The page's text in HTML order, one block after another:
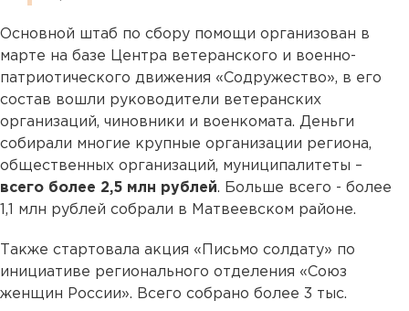
Основной штаб по сбору помощи организован в
марте на базе Центра ветеранского и военно-
патриотического движения «Содружество», в его
состав вошли руководители ветеранских
организаций, чиновники и военкомата. Деньги
собирали многие крупные организации региона,
общественных организаций, муниципалитеты –
всего более 2,5 млн рублей. Больше всего - более
1,1 млн рублей собрали в Матвеевском районе.
Также стартовала акция «Письмо солдату» по
инициативе регионального отделения «Союз
женщин России». Всего собрано более 3 тыс.